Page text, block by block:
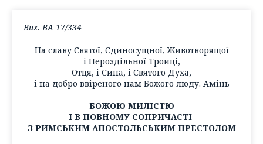
Вих. ВА 17/334
На славу Святої, Єдиносущної, Животворящої
і Нероздільної Тройці,
Отця, і Сина, і Святого Духа,
і на добро ввіреного нам Божого люду. Амінь
БОЖОЮ МИЛІСТЮ
І В ПОВНОМУ СОПРИЧАСТІ
З РИМСЬКИМ АПОСТОЛЬСЬКИМ ПРЕСТОЛОМ